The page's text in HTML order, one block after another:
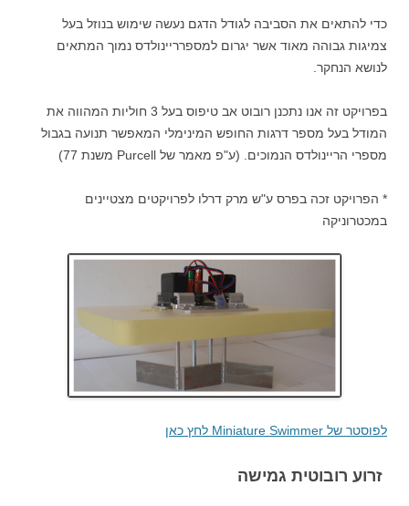
כדי להתאים את הסביבה לגודל הדגם נעשה שימוש בנוזל בעל
צמיגות גבוהה מאוד אשר יגרום למספרריינולדס נמוך המתאים
לנושא הנחקר.
בפרויקט זה אנו נתכנן רובוט אב טיפוס בעל 3 חוליות המהווה את
המודל בעל מספר דרגות החופש המינימלי המאפשר תנועה בגבול
מספרי הריינולדס הנמוכים. (ע"פ מאמר של Purcell משנת 77)
* הפרויקט זכה בפרס ע"ש מרק דרלו לפרויקטים מצטיינים
במכטרוניקה
לפוסטר של Miniature Swimmer לחץ כאן
זרוע רובוטית גמישה